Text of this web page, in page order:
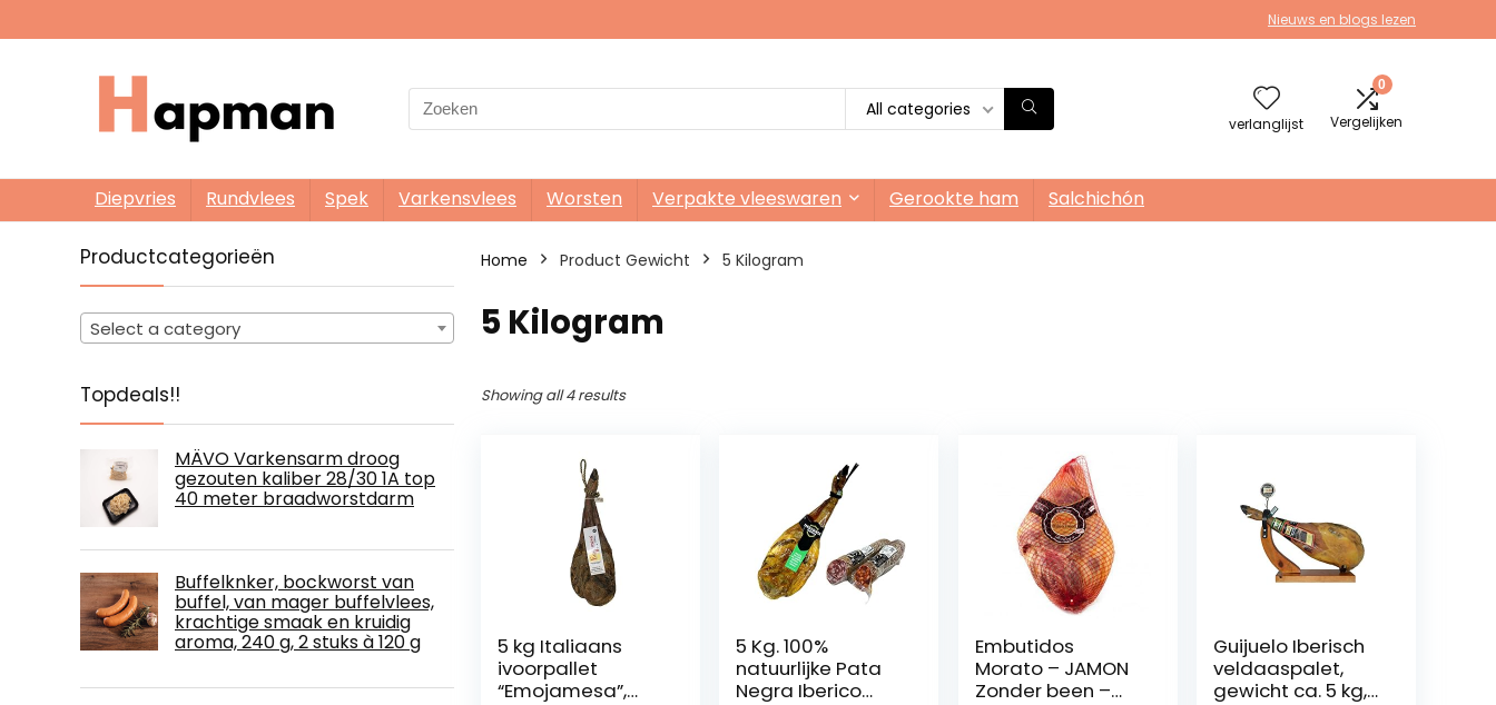
Nieuws en blogs lezen
Search
for:
All categories
verlanglijst
0
Vergelijken
Diepvries Rundvlees Spek Varkensvlees Worsten Verpakte vleeswaren Gerookte ham Salchichón
Productcategorieën
Select a category
Topdeals!!
MÄVO Varkensarm droog
gezouten kaliber 28/30 1A top
40 meter braadworstdarm
Buffelknker, bockworst van
buffel, van mager buffelvlees,
krachtige smaak en kruidig
aroma, 240 g, 2 stuks à 120 g
Home Product Gewicht ‎5 Kilogram
‎5 Kilogram
Showing all 4 results
5 kg Italiaans
ivoorpallet
“Emojamesa”,
5 Kg. 100%
natuurlijke Pata
Negra Iberico
Embutidos
Morato – JAMON
Zonder been –
Guijuelo Iberisch
veldaaspalet,
gewicht ca. 5 kg,